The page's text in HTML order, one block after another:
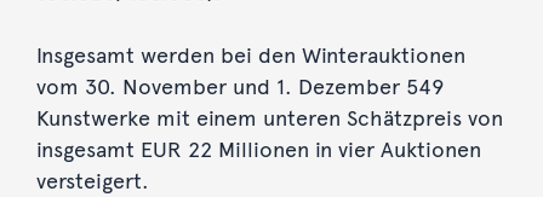
Insgesamt werden bei den Winterauktionen
vom 30. November und 1. Dezember 549
Kunstwerke mit einem unteren Schätzpreis von
insgesamt EUR 22 Millionen in vier Auktionen
versteigert.